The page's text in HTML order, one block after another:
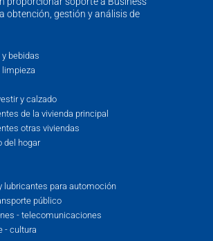
obtención, gestión y análisis de
bebidas
limpieza
y calzado
de la vivienda principal
otras viviendas
del hogar
lubricantes para automoción
público
- telecomunicaciones
- cultura